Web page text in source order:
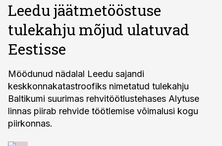
Leedu jäätmetööstuse
tulekahju mõjud ulatuvad
Eestisse
Möödunud nädalal Leedu sajandi
keskkonnakatastroofiks nimetatud tulekahju
Baltikumi suurimas rehvitöötlustehases Alytuse
linnas piirab rehvide töötlemise võimalusi kogu
piirkonnas.